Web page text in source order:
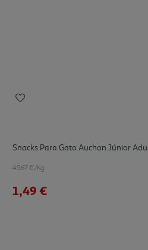
Snacks Para Gato Auchan Júnior
49.67 €/Kg
1,49 €